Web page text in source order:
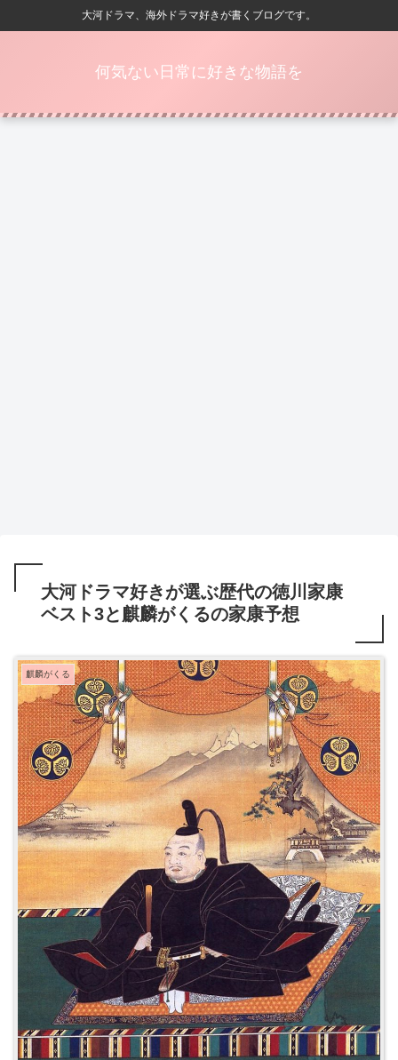
大河ドラマ、海外ドラマ好きが書くブログです。
何気ない日常に好きな物語を
大河ドラマ好きが選ぶ歴代の徳川家康
ベスト3と麒麟がくるの家康予想
麒麟がくる